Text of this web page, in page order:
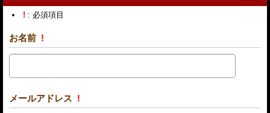
! : 必須項目
お名前 !
メールアドレス !